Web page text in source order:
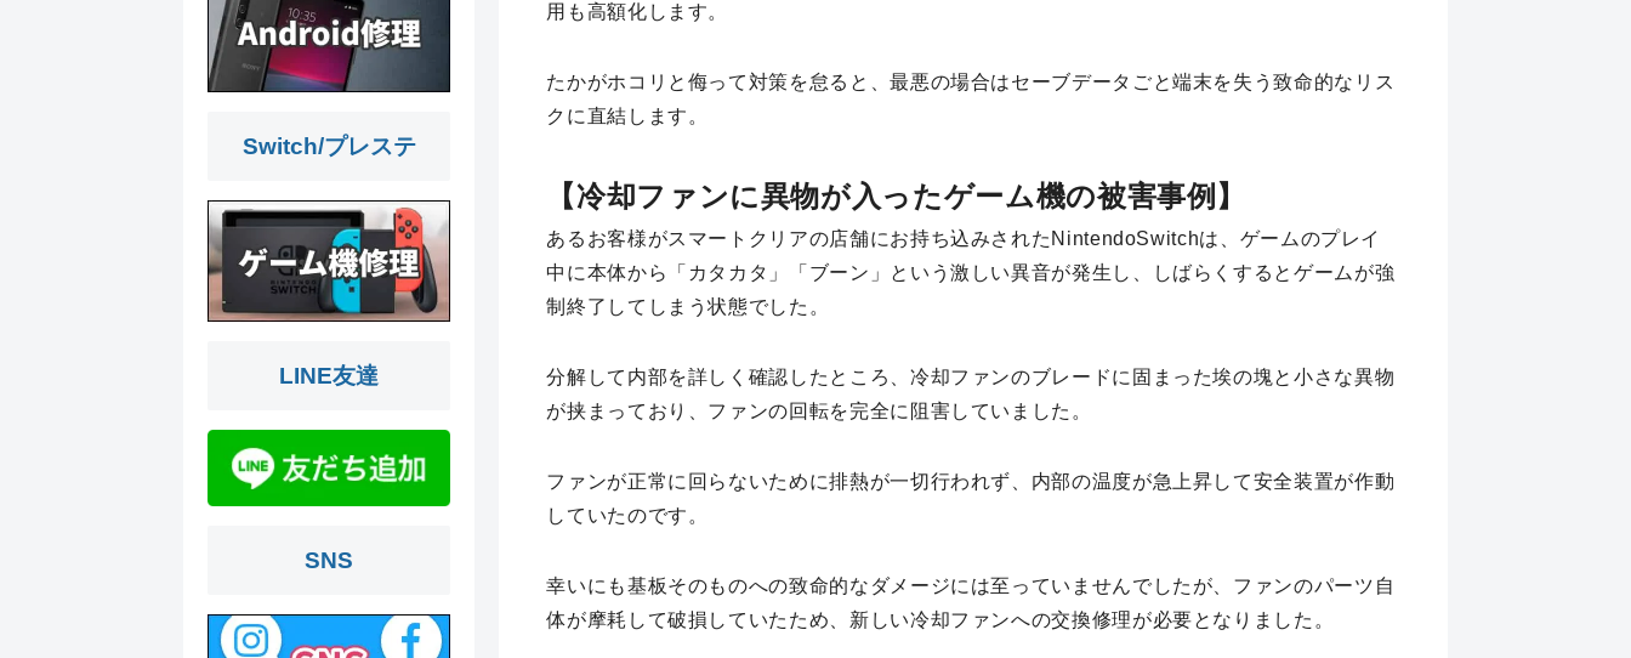
用も高額化します。
たかがホコリと侮って対策を怠ると、最悪の場合はセーブデータごと端末を失う致命的なリス
クに直結します。
【冷却ファンに異物が入ったゲーム機の被害事例】
あるお客様がスマートクリアの店舗にお持ち込みされたNintendoSwitchは、ゲームのプレイ
中に本体から「カタカタ」「ブーン」という激しい異音が発生し、しばらくするとゲームが強
制終了してしまう状態でした。
分解して内部を詳しく確認したところ、冷却ファンのブレードに固まった埃の塊と小さな異物
が挟まっており、ファンの回転を完全に阻害していました。
ファンが正常に回らないために排熱が一切行われず、内部の温度が急上昇して安全装置が作動
していたのです。
幸いにも基板そのものへの致命的なダメージには至っていませんでしたが、ファンのパーツ自
体が摩耗して破損していたため、新しい冷却ファンへの交換修理が必要となりました。
Switch/プレステ
LINE友達
SNS